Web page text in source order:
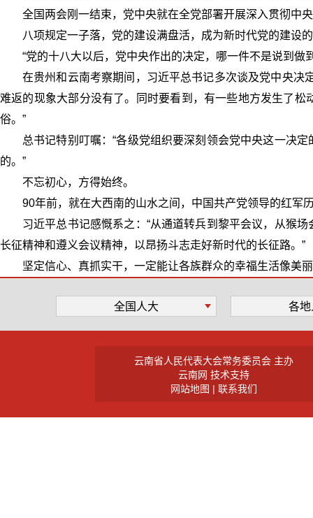
全国两会刚一结束，党中央就在全党部署开展深入贯彻中
八项规定一子落，党的建设满盘活，成为新时代党的建设的
“党的十八大以后，党中央作出的决定，哪一件不是说到
在贵州和云南考察期间，习近平总书记多次谈及党中央决
难返的现象大部分没有了。同时要看到，有一些地方发生了
俗。”
总书记特别叮嘱：“各级党组织要深刻领会党中央这一决
的。”
不忘初心，方得始终。
90年前，就在大西南的山水之间，中国共产党领导的红军
习近平总书记感慨系之：“从通道转兵到黎平会议，从猴
长征精神和遵义会议精神，以昂扬斗志走好新时代的长征路。”
坚定信心、真抓实干，一定能让各族群众的幸福生活像美
全国人大 各
云南省人民代表大会常务委员会 主办
云南网 技术支持
网站地图 | 联系我们